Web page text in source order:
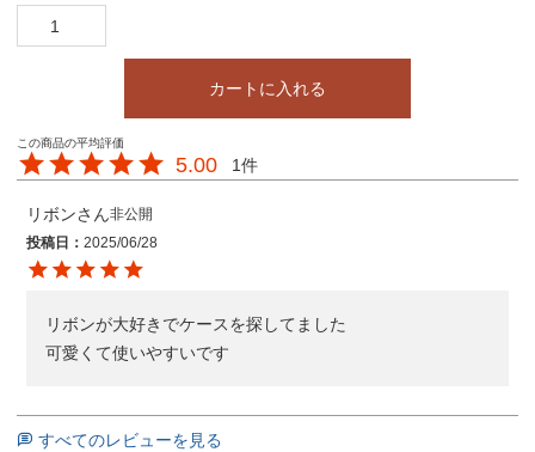
カートに入れる
5.00 1
リボン
非公開
投稿日
2025/06/28
リボンが大好きでケースを探してました
可愛くて使いやすいです
すべてのレビューを見る